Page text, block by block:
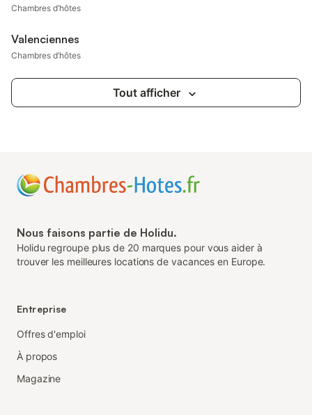
Chambres d’hôtes
Valenciennes
Chambres d’hôtes
Tout afficher
Nous faisons partie de Holidu.
Holidu regroupe plus de 20 marques pour vous aider à
trouver les meilleures locations de vacances en Europe.
Entreprise
Offres d'emploi
À propos
Magazine